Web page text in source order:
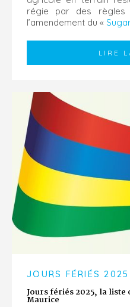
régie par des règles
l’amendement du «
LIRE
JOURS FÉRIÉS
Jours fériés 2025, la
Maurice